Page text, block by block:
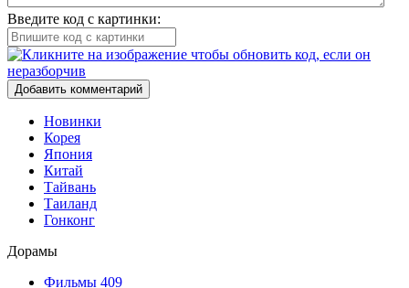
Введите код с картинки:
Добавить комментарий
Новинки
Корея
Япония
Китай
Тайвань
Таиланд
Гонконг
Дорамы
Фильмы 409